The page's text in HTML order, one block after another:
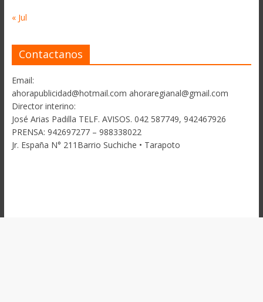
« Jul
Contactanos
Email:
ahorapublicidad@hotmail.com ahoraregianal@gmail.com
Director interino:
José Arias Padilla TELF. AVISOS. 042 587749, 942467926
PRENSA: 942697277 – 988338022
Jr. España N° 211Barrio Suchiche • Tarapoto